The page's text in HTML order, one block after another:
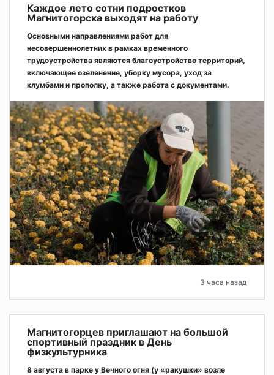
Каждое лето сотни подростков
Магнитогорска выходят на работу
Основными направлениями работ для
несовершеннолетних в рамках временного
трудоустройства являются благоустройство территорий,
включающее озеленение, уборку мусора, уход за
клумбами и прополку, а также работа с документами.
3 часа назад
Магнитогорцев приглашают на большой
спортивный праздник в День
физкультурника
8 августа в парке у Вечного огня (у «ракушки» возле